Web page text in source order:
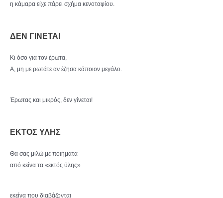
η κάμαρα είχε πάρει σχήμα κενοταφίου.
ΔΕΝ ΓΙΝΕΤΑΙ
Κι όσο για τον έρωτα,
Α, μη με ρωτάτε αν έζησα κάποιον μεγάλο.
Έρωτας και μικρός, δεν γίνεται!
ΕΚΤΟΣ ΥΛΗΣ
Θα σας μιλώ με ποιήματα
από κείνα τα «εκτός ύλης»
εκείνα που διαβάζονται